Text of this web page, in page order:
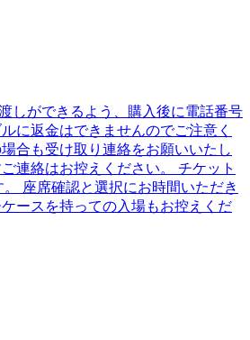
しができるよう、購入後に電話番号
に返金はできませんのでご注意く
合も受け取り連絡をお願いいたし
連絡はお控えください。 チケット
座席確認と選択にお時間いただき
ースを持っての入場もお控えくだ